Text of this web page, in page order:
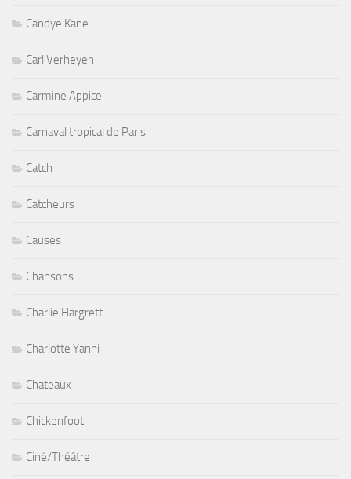
Candye Kane
Carl Verheyen
Carmine Appice
Carnaval tropical de Paris
Catch
Catcheurs
Causes
Chansons
Charlie Hargrett
Charlotte Yanni
Chateaux
Chickenfoot
Ciné/Théâtre